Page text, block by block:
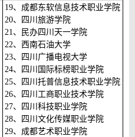
19、成都东软信息技术职业学院
20、四川旅游学院
21、民办四川天一学院
22、西南石油大学
23、四川广播电视大学
24、四川国际标榜职业学院
25、四川托普信息技术职业学院
26、四川工商职业技术学院
27、四川科技职业学院
28、四川文化传媒职业学院
29、成都艺术职业学院